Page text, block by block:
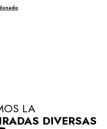
LA
DIVERSAS